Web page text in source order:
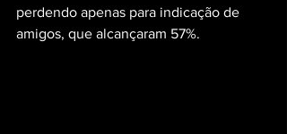
perdendo apenas para indicação de
amigos, que alcançaram 57%.